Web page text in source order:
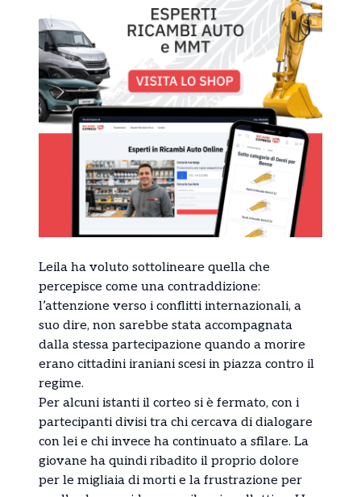
Leila ha voluto sottolineare quella che
percepisce come una contraddizione:
l’attenzione verso i conflitti internazionali, a
suo dire, non sarebbe stata accompagnata
dalla stessa partecipazione quando a morire
erano cittadini iraniani scesi in piazza contro il
regime.
Per alcuni istanti il corteo si è fermato, con i
partecipanti divisi tra chi cercava di dialogare
con lei e chi invece ha continuato a sfilare. La
giovane ha quindi ribadito il proprio dolore
per le migliaia di morti e la frustrazione per